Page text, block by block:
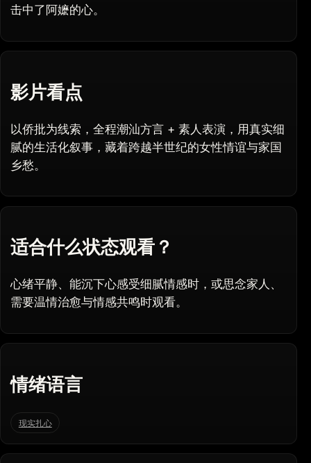
击中了阿嬷的心。
影片看点
以侨批为线索，全程潮汕方言 + 素人表演，用真实细
腻的生活化叙事，藏着跨越半世纪的女性情谊与家国
乡愁。
适合什么状态观看？
心绪平静、能沉下心感受细腻情感时，或思念家人、
需要温情治愈与情感共鸣时观看。
情绪语言
现实扎心